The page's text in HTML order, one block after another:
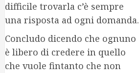
difficile trovarla c’è sempre
una risposta ad ogni domanda.
Concludo dicendo che ognuno
è libero di credere in quello
che vuole fintanto che non